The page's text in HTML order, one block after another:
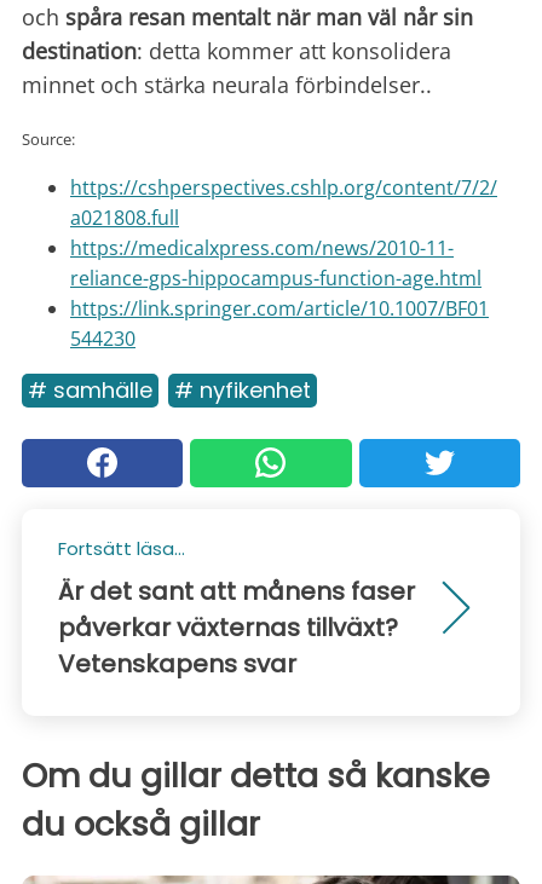
och spåra resan mentalt när man väl når sin
destination: detta kommer att konsolidera
minnet och stärka neurala förbindelser..
Source:
https://cshperspectives.cshlp.org/content/7/2/
a021808.full
https://medicalxpress.com/news/2010-11-
reliance-gps-hippocampus-function-age.html
https://link.springer.com/article/10.1007/BF01
544230
# samhälle # nyfikenhet
Fortsätt läsa...
Är det sant att månens faser
påverkar växternas tillväxt?
Vetenskapens svar
Om du gillar detta så kanske
du också gillar